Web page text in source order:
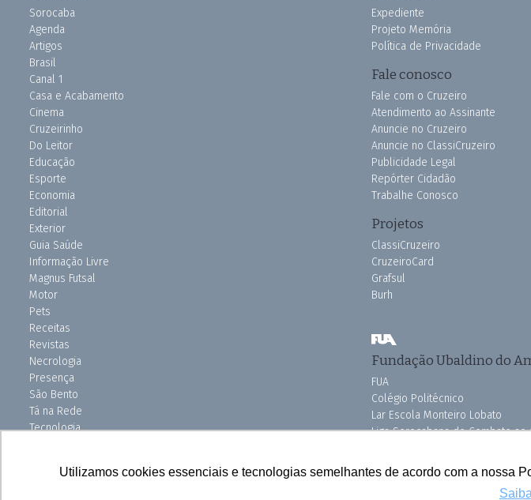
Utilizamos cookies essenciais e tecnologias semelhantes de acordo com a nossa
Sorocaba
Agenda
Artigos
Brasil
Canal 1
Casa e Acabamento
Cinema
Cruzeirinho
Do Leitor
Educação
Esporte
Economia
Editorial
Exterior
Guia Saúde
Informação Livre
Magnus Futsal
Motor
Pets
Receitas
Revistas
Necrologia
Presença
São Bento
Tá na Rede
Tecnologia
Expediente
Projeto Memória
Política de Privacidade
Fale conosco
Fale com o Cruzeiro
Atendimento ao Assinante
Anuncie no Cruzeiro
Anuncie no ClassiCruzeiro
Publicidade Legal
Repórter Cidadão
Trabalhe Conosco
Projetos
ClassiCruzeiro
CruzeiroCard
Grafsul
Burh
Fundação Ubaldino do
FUA
Colégio Politécnico
Lar Escola Monteiro Lobato
Liga Sorocabana de Combate ao
Pink do Bem OSSEL